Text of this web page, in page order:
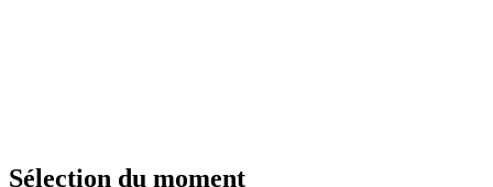
Sélection du moment